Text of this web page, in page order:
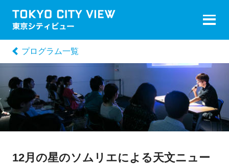
プログラム一覧
12月の星のソムリエによる天文ニュー